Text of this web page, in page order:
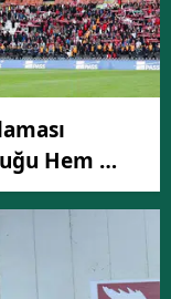
Hem …